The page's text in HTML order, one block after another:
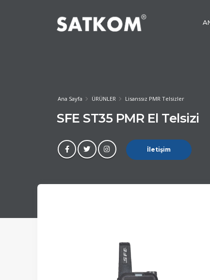
Ana Sayfa ÜRÜNLER Lisanssız PMR Telsizler
SFE ST35 PMR El Telsizi
İletişim